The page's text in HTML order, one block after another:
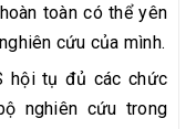
toàn có thể yên
cứu của mình.
hội tụ đủ các chức
nghiên cứu trong